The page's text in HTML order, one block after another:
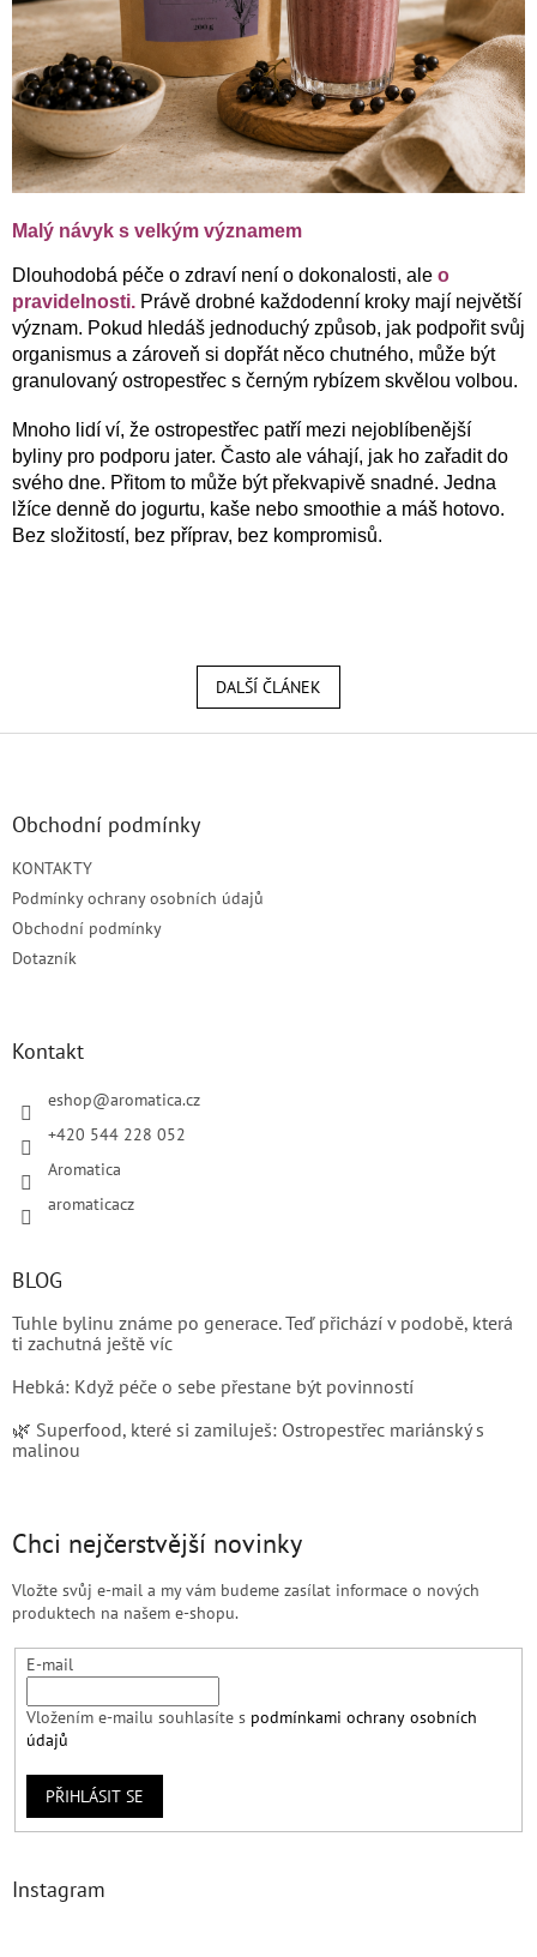
Malý návyk s velkým významem
Dlouhodobá péče o zdraví není o dokonalosti, ale o
pravidelnosti. Právě drobné každodenní kroky mají největší
význam. Pokud hledáš jednoduchý způsob, jak podpořit svůj
organismus a zároveň si dopřát něco chutného, může být
granulovaný ostropestřec s černým rybízem skvělou volbou.
Mnoho lidí ví, že ostropestřec patří mezi nejoblíbenější
byliny pro podporu jater. Často ale váhají, jak ho zařadit do
svého dne. Přitom to může být překvapivě snadné. Jedna
lžíce denně do jogurtu, kaše nebo smoothie a máš hotovo.
Bez složitostí, bez příprav, bez kompromisů.
DALŠÍ ČLÁNEK
Z
Obchodní podmínky
KONTAKTY
Podmínky ochrany osobních údajů
Obchodní podmínky
Dotazník
Kontakt
eshop@aromatica.cz
+420 544 228 052
Aromatica
aromaticacz
BLOG
Tuhle bylinu známe po generace. Teď přichází v podobě, která
ti zachutná ještě víc
Hebká: Když péče o sebe přestane být povinností
🌿 Superfood, které si zamiluješ: Ostropestřec mariánský s
malinou
Chci nejčerstvější novinky
Vložte svůj e-mail a my vám budeme zasílat informace o nových
produktech na našem e-shopu.
E-mail
Vložením e-mailu souhlasíte s podmínkami ochrany osobních
údajů
PŘIHLÁSIT SE
Instagram